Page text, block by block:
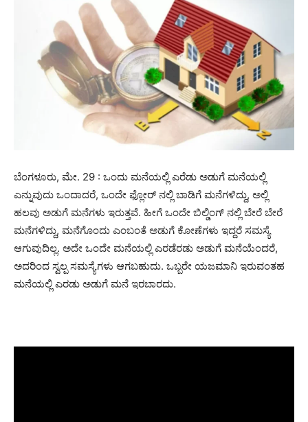
ಬೆಂಗಳೂರು, ಮೇ. 29 : ಒಂದು ಮನೆಯಲ್ಲಿ ಎರೆಡು ಅಡುಗೆ ಮನೆಯಲ್ಲಿ
ಎನ್ನುವುದು ಒಂದಾದರೆ, ಒಂದೇ ಫ್ಲೋರ್‌ ನಲ್ಲಿ ಬಾಡಿಗೆ ಮನೆಗಳಿದ್ದು, ಅಲ್ಲಿ
ಹಲವು ಅಡುಗೆ ಮನೆಗಳು ಇರುತ್ತವೆ. ಹೀಗೆ ಒಂದೇ ಬಿಲ್ಡಿಂಗ್‌ ನಲ್ಲಿ ಬೇರೆ ಬೇರೆ
ಮನೆಗಳಿದ್ದು, ಮನೆಗೊಂದು ಎಂಬಂತೆ ಅಡುಗೆ ಕೋಣೆಗಳು ಇದ್ದರೆ ಸಮಸ್ಯೆ
ಆಗುವುದಿಲ್ಲ. ಅದೇ ಒಂದೇ ಮನೆಯಲ್ಲಿ ಎರಡೆರಡು ಅಡುಗೆ ಮನೆಯೆಂದರೆ,
ಅದರಿಂದ ಸ್ವಲ್ಪ ಸಮಸ್ಯೆಗಳು ಆಗಬಹುದು. ಒಬ್ಬರೇ ಯಜಮಾನಿ ಇರುವಂತಹ
ಮನೆಯಲ್ಲಿ ಎರಡು ಅಡುಗೆ ಮನೆ ಇರಬಾರದು.